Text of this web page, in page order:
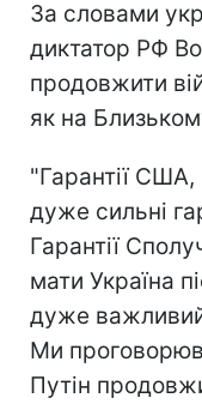
За словами
диктатор РФ
продовжити
як на
"Гарантії США,
дуже сильні
Гарантії
мати Україна
дуже важливий
Ми
Путін